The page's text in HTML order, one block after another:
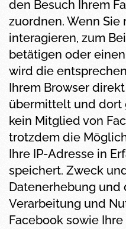
den Besuch Ihrem
zuordnen. Wenn Sie
interagieren, zum
betätigen oder
wird die
Ihrem Browser
übermittelt und dort
kein Mitglied von
trotzdem die
Ihre IP-Adresse in
speichert. Zweck
Datenerhebung und
Verarbeitung und
Facebook sowie